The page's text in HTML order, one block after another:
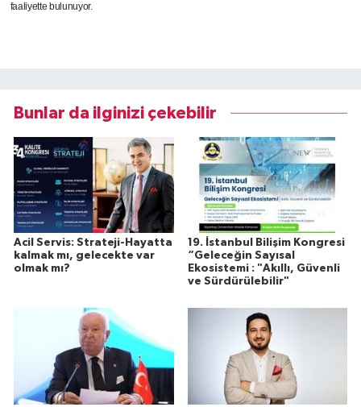
faaliyette bulunuyor.
Bunlar da ilginizi çekebilir
Acil Servis: Strateji-Hayatta
kalmak mı, gelecekte var
olmak mı?
19. İstanbul Bilişim Kongresi
“Geleceğin Sayısal
Ekosistemi : "Akıllı, Güvenli
ve Sürdürülebilir"